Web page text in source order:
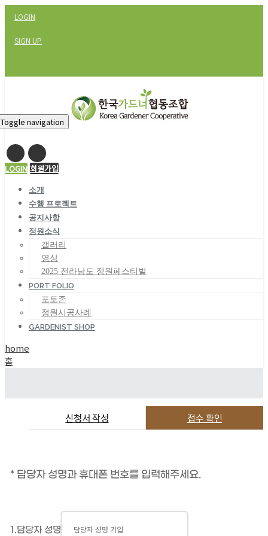
LOGIN
SIGN UP
Toggle navigation
LOGIN 회원가입
소개
수행 프로젝트
공지사항
정원소식
갤러리
영상
2025 전라남도 정원페스티벌
PORT FOLIO
포토존
정원시공사례
GARDENIST SHOP
home
홈
신청서 작성 접수 확인
* 담당자 성명과 휴대폰 번호를 입력해주세요.
1.담당자 성명